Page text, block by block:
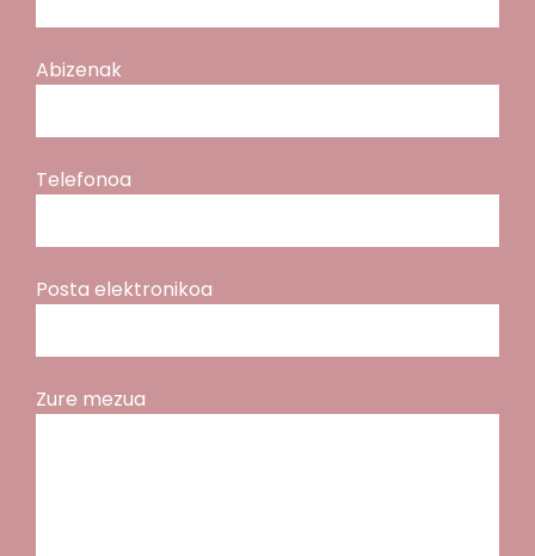
Abizenak
Telefonoa
Posta elektronikoa
Zure mezua